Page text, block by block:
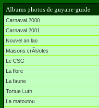
Albums photos de guyane-guide
Carnaval 2000
Carnaval 2001
Nouvel an lao
Maisons crÃ©oles
Le CSG
La flore
La faune
Tortue Luth
La matoutou